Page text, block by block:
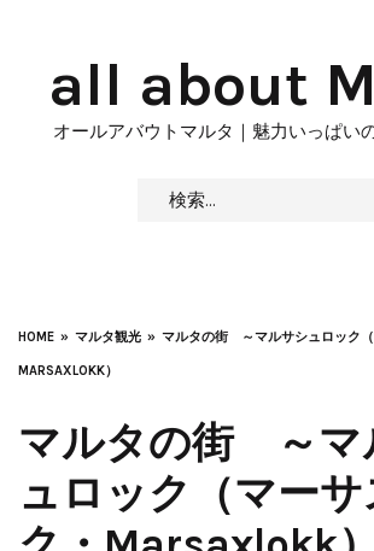
contentall about
オールアバウトマルタ｜魅力いっぱい
HOME マルタ観光 マルタの街 ～マルサシュロック（
MARSAXLOKK）
マルタの街 ～マ
ュロック（マーサ